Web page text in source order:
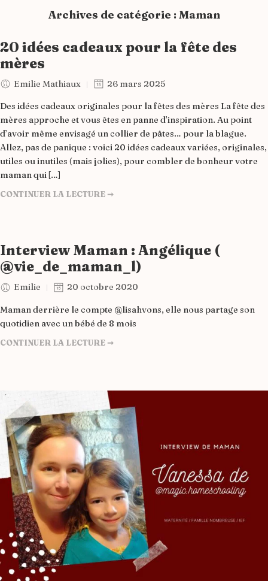
Archives de catégorie : Maman
20 idées cadeaux pour la fête des
mères
Emilie Mathiaux 26 mars 2025
Des idées cadeaux originales pour la fêtes des mères La fête des
mères approche et vous êtes en panne d’inspiration. Au point
d’avoir même envisagé un collier de pâtes… pour la blague.
Allez, pas de panique : voici 20 idées cadeaux variées, originales,
utiles ou inutiles (mais jolies), pour combler de bonheur votre
maman qui […]
CONTINUER LA LECTURE ➞
Interview Maman : Angélique (
@vie_de_maman_l)
Emilie 20 octobre 2020
Maman derrière le compte @lisahvons, elle nous partage son
quotidien avec un bébé de 8 mois
CONTINUER LA LECTURE ➞